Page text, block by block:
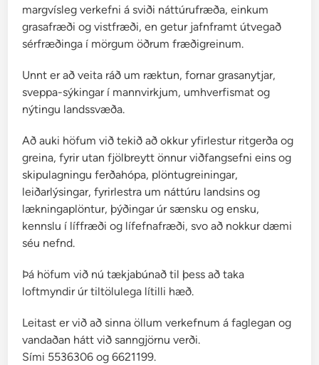
margvísleg verkefni á sviði náttúrufræða, einkum
grasafræði og vistfræði, en getur jafnframt útvegað
sérfræðinga í mörgum öðrum fræðigreinum.
Unnt er að veita ráð um ræktun, fornar grasanytjar,
sveppa-sýkingar í mannvirkjum, umhverfismat og
nýtingu landssvæða.
Að auki höfum við tekið að okkur yfirlestur ritgerða og
greina, fyrir utan fjölbreytt önnur viðfangsefni eins og
skipulagningu ferðahópa, plöntugreiningar,
leiðarlýsingar, fyrirlestra um náttúru landsins og
lækningaplöntur, þýðingar úr sænsku og ensku,
kennslu í líffræði og lífefnafræði, svo að nokkur dæmi
séu nefnd.
Þá höfum við nú tækjabúnað til þess að taka
loftmyndir úr tiltölulega lítilli hæð.
Leitast er við að sinna öllum verkefnum á faglegan og
vandaðan hátt við sanngjörnu verði.
Sími 5536306 og 6621199.